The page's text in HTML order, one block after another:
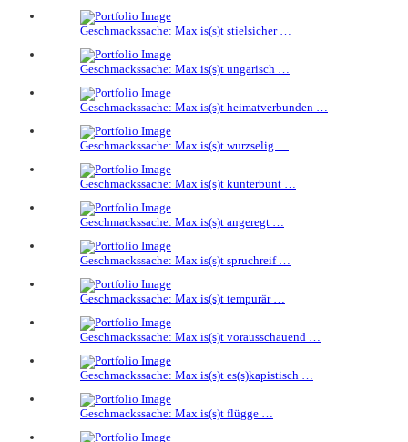
Geschmackssache: Max is(s)t stielsicher …
Geschmackssache: Max is(s)t ungarisch …
Geschmackssache: Max is(s)t heimatverbunden …
Geschmackssache: Max is(s)t wurzselig …
Geschmackssache: Max is(s)t kunterbunt …
Geschmackssache: Max is(s)t angeregt …
Geschmackssache: Max is(s)t spruchreif …
Geschmackssache: Max is(s)t tempurär …
Geschmackssache: Max is(s)t vorausschauend …
Geschmackssache: Max is(s)t es(s)kapistisch …
Geschmackssache: Max is(s)t flügge …